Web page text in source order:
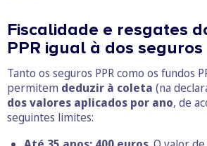
Fiscalidade e resgates
PPR igual à dos seguros
Tanto os seguros PPR como os fundos
permitem deduzir à coleta (na
dos valores aplicados por ano, de
seguintes limites: